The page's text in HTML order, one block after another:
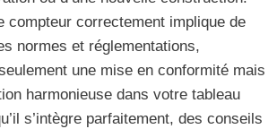
compteur correctement implique de
normes et réglementations,
une mise en conformité mais
harmonieuse dans votre tableau
s’intègre parfaitement, des conseils